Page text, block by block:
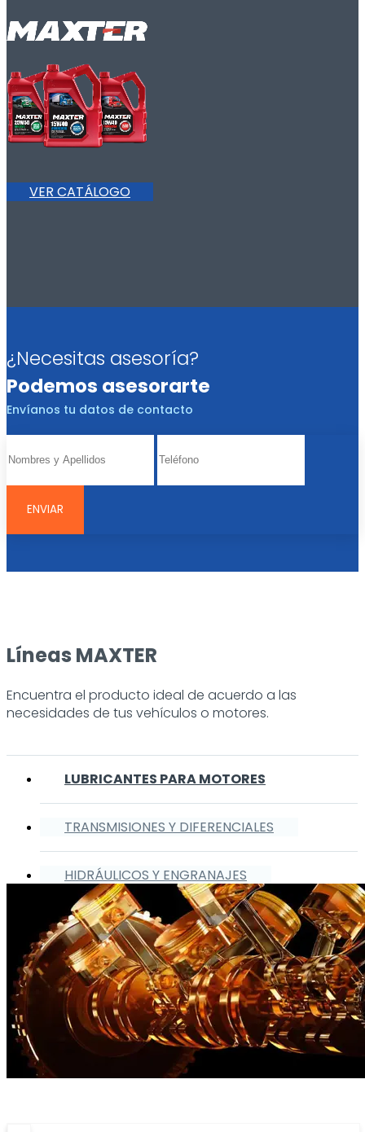
VER CATÁLOGO
¿Necesitas asesoría?
Podemos asesorarte
Envíanos tu datos de contacto
Líneas MAXTER
Encuentra el producto ideal de acuerdo a las
necesidades de tus vehículos o motores.
LUBRICANTES PARA MOTORES
TRANSMISIONES Y DIFERENCIALES
HIDRÁULICOS Y ENGRANAJES